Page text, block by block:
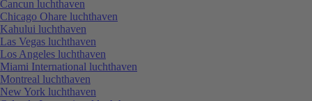
Cancun luchthaven
Chicago Ohare luchthaven
Kahului luchthaven
Las Vegas luchthaven
Los Angeles luchthaven
Miami International luchthaven
Montreal luchthaven
New York luchthaven